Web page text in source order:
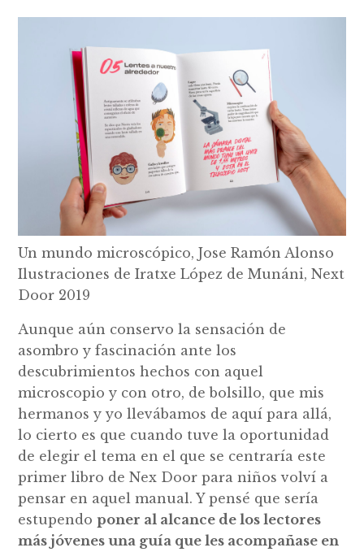
Un mundo microscópico, Jose Ramón Alonso
Ilustraciones de Iratxe López de Munáni, Next
Door 2019
Aunque aún conservo la sensación de
asombro y fascinación ante los
descubrimientos hechos con aquel
microscopio y con otro, de bolsillo, que mis
hermanos y yo llevábamos de aquí para allá,
lo cierto es que cuando tuve la oportunidad
de elegir el tema en el que se centraría este
primer libro de Nex Door para niños volví a
pensar en aquel manual. Y pensé que sería
estupendoponer al alcance de los lectores
más jóvenes una guía que les acompañase en